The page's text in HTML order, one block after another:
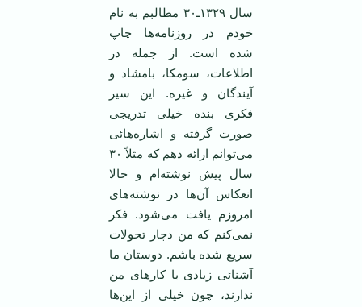
سال ۱۳۲۹ـ۳۰ مطالبم به نام
خودم در روزنامه‌ها چاپ
شده است. از جمله در
اطلاعات، سومکا، بامشاد و
آیندگان و غیره. این سیر
فکری بنده خیلی تدریجی
صورت گرفته و اشاره‌هائی
می‌توانم ارائه دهم که مثلاً ۳۰
سال پیش نوشته‌ام و حالا
انعکاس آن‌ها در نوشته‌های
امروزم یافت می‌شود. فکر
نمی‌کنم که من دچار تحولات
سریع شده باشم. دوستان ما
آشنائی زیادی با کارهای من
ندارند، چون خیلی از این‌ها